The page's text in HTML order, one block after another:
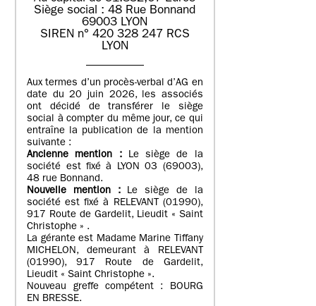
Siège social : 48 Rue Bonnand
69003 LYON
SIREN n° 420 328 247 RCS
LYON
Aux termes d’un procès-verbal d’AG en
date du 20 juin 2026, les associés
ont décidé de transférer le siège
social à compter du même jour, ce qui
entraîne la publication de la mention
suivante :
Ancienne mention : Le siège de la
société est fixé à LYON 03 (69003),
48 rue Bonnand.
Nouvelle mention :
Le siège de la
société est fixé à RELEVANT (01990),
917 Route de Gardelit, Lieudit « Saint
Christophe » .
La gérante est Madame Marine Tiffany
MICHELON, demeurant à RELEVANT
(01990), 917 Route de Gardelit,
Lieudit « Saint Christophe ».
Nouveau greffe compétent : BOURG
EN BRESSE.